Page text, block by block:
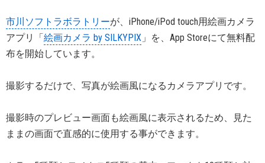
市川ソフトラボラトリーが、iPhone/iPod touch用絵画カメラ
アプリ「絵画カメラ by SILKYPIX 」を、App Storeにて無料配
布を開始しています。
撮影するだけで、写真が絵画風になるカメラアプリです。
撮影時のプレビュー画面も絵画風に表示されるため、見た
ままの画面で直感的に使用する事ができます。